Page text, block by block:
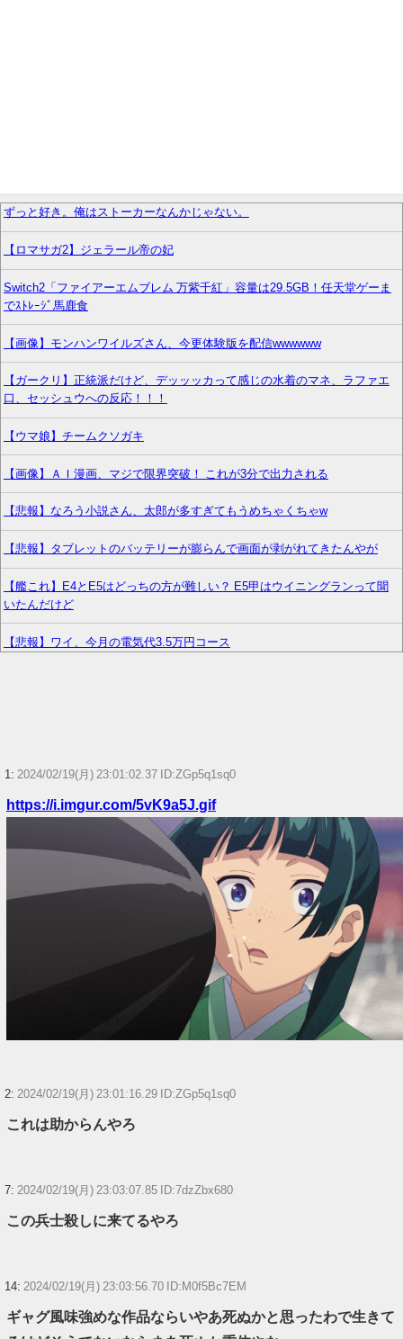
ずっと好き。俺はストーカーなんかじゃない。
【ロマサガ2】ジェラール帝の妃
Switch2「ファイアーエムブレム 万紫千紅」容量は29.5GB！任天堂ゲーま
でｽﾄﾚｰｼﾞ馬鹿食
【画像】モンハンワイルズさん、今更体験版を配信wwwwww
【ガークリ】正統派だけど、デッッッカって感じの水着のマネ、ラファエ
口、セッシュウへの反応！！！
【ウマ娘】チームクソガキ
【画像】ＡＩ漫画、マジで限界突破！ これが3分で出力される
【悲報】なろう小説さん、太郎が多すぎてもうめちゃくちゃw
【悲報】タブレットのバッテリーが膨らんで画面が剥がれてきたんやが
【艦これ】E4とE5はどっちの方が難しい？ E5甲はウイニングランって聞
いたんだけど
【悲報】ワイ、今月の電気代3.5万円コース
飲み会で席を離れた隙にスマホを操作され、全ゲームアプリをアンインス
トールされた…課金データ消失にキレると「復元できるならいいじゃん」
「ゲーム如きで」と逆ギレして帰走
任天堂1Q決算 売上高5,178 億円（-9.5 ％）、営業利益 1,425 億円
【ウマ娘】ディザイアの謎ポーズ、完全にアレと一致ｗｗｗ
【競馬】G1・2勝 アスコリピチェーノが引退 繁殖入りへ
1: 2024/02/19(月) 23:01:02.37 ID:ZGp5q1sq0
https://i.imgur.com/5vK9a5J.gif
2: 2024/02/19(月) 23:01:16.29 ID:ZGp5q1sq0
これは助からんやろ
7: 2024/02/19(月) 23:03:07.85 ID:7dzZbx680
この兵士殺しに来てるやろ
14: 2024/02/19(月) 23:03:56.70 ID:M0f5Bc7EM
ギャグ風味強めな作品ならいやあ死ぬかと思ったわで生きて